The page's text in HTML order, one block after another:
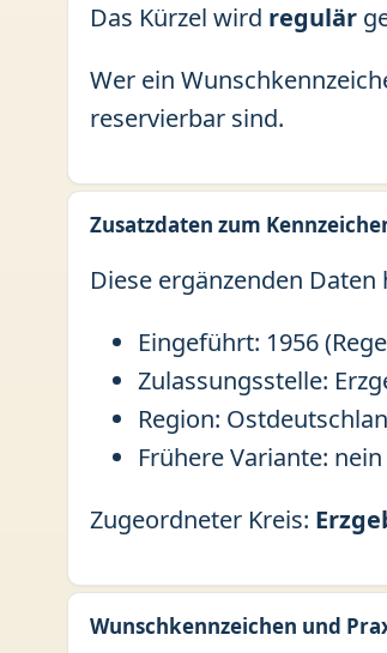
Das Kürzel wird regulär
Wer ein
reservierbar sind.
Zusatzdaten zum
Diese ergänzenden
Eingeführt: 1956
Zulassungsstelle:
Region:
Frühere Variante: nein
Zugeordneter Kreis:
Wunschkennzeichen und